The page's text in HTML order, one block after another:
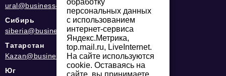
ural@business-magazine.online
Сибирь
siberia@business-magazine.online
Татарстан
Kazan@business-magazine.online
Юг
обработку
персональных данных
с использованием
интернет-сервиса
Яндекс.Метрика,
top.mail.ru, LiveInternet.
На сайте используются
cookie. Оставаясь на
сайте, вы принимаете